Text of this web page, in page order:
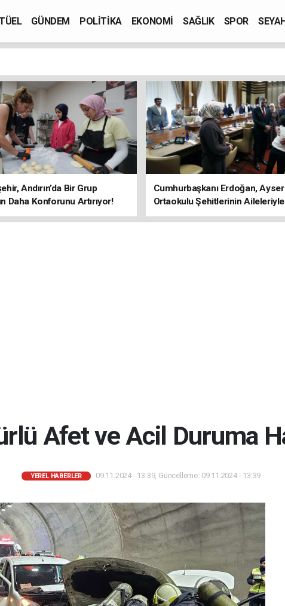
GÜNDEM POLİTİKA EKONOMİ SAĞLIK SPOR
Andırın’da Bir Grup
Daha Konforunu Artırıyor!
Cumhurbaşkanı Erdoğan, Ayser
Ortaokulu Şehitlerinin
Araya Geldi!
Afet ve Acil Duruma
YEREL HABERLER 09.11.2024 - 13:39, Güncelleme: 09.11.2024 - 13:39